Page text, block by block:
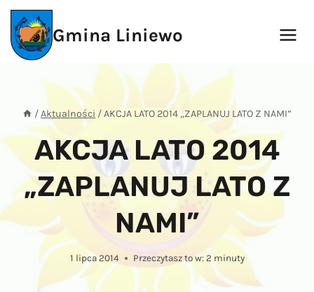
Przejdź
treści
Gmina Liniewo
/Aktualności /AKCJA LATO 2014 „ZAPLANUJ LATO Z NAMI”
AKCJA LATO 2014
„ZAPLANUJ LATO Z
NAMI”
1 lipca 2014 Przeczytasz to w:2minuty